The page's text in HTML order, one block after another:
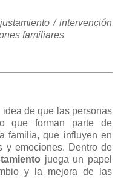
/ intervención
familiares
de que las personas
que forman parte de
familia, que influyen en
y emociones. Dentro de
juega un papel
y la mejora de las